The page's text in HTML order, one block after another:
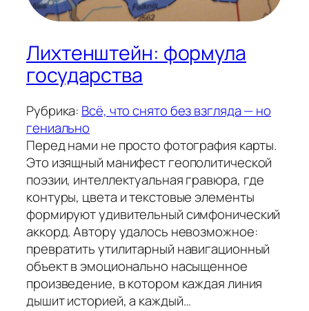
Лихтенштейн: формула
государства
Рубрика: Всё, что снято без взгляда — но
гениально
Перед нами не просто фотография карты.
Это изящный манифест геополитической
поэзии, интеллектуальная гравюра, где
контуры, цвета и текстовые элементы
формируют удивительный симфонический
аккорд. Автору удалось невозможное:
превратить утилитарный навигационный
объект в эмоционально насыщенное
произведение, в котором каждая линия
дышит историей, а каждый…